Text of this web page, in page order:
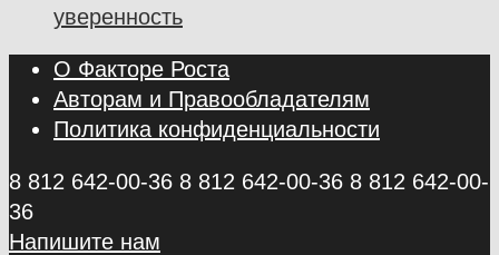
уверенность
О Факторе Роста
Авторам и Правообладателям
Политика конфиденциальности
8 812 642-00-36 8 812 642-00-36 8 812 642-00-
36
Напишите нам